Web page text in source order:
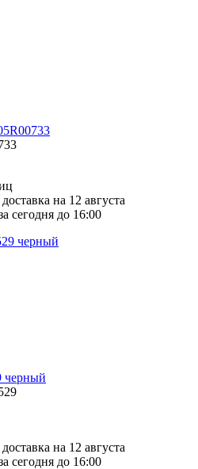
на 12 августа
сегодня до 16:00
черный
на 12 августа
сегодня до 16:00